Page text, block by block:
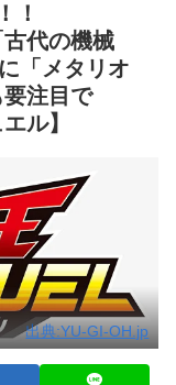
！
代の機械
「メタリオ
注目で
ル】
出典:YU-GI-OH.jp